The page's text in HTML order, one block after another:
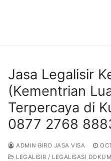
Jasa Legalisir
(Kementrian
Terpercaya di
0877 2768
ADMIN BIRO JASA VISA
LEGALISIR / LEGALISASI